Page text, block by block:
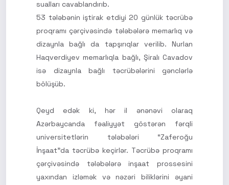
sualları cavablandırıb.
53 tələbənin iştirak etdiyi 20 günlük təcrübə
proqramı çərçivəsində tələbələrə memarlıq və
dizaynla bağlı da tapşırıqlar verilib. Nurlan
Haqverdiyev memarlıqla bağlı, Şiralı Cavadov
isə dizaynla bağlı təcrübələrini gənclərlə
bölüşüb.
Qeyd edək ki, hər il ənənəvi olaraq
Azərbaycanda fəaliyyət göstərən fərqli
universitetlərin tələbələri “Zaferoğu
İnşaat”da təcrübə keçirlər. Təcrübə proqramı
çərçivəsində tələbələrə inşaat prossesini
yaxından izləmək və nəzəri biliklərini əyani